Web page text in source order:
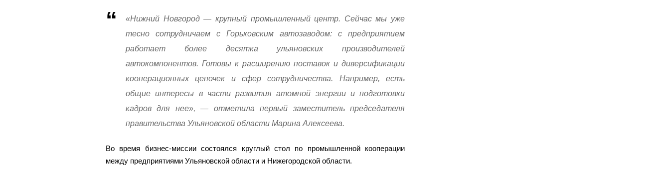
«Нижний Новгород — крупный промышленный центр. Сейчас мы уже
тесно сотрудничаем с Горьковским автозаводом: с предприятием
работает более десятка ульяновских производителей
автокомпонентов. Готовы к расширению поставок и диверсификации
кооперационных цепочек и сфер сотрудничества. Например, есть
общие интересы в части развития атомной энергии и подготовки
кадров для нее», — отметила первый заместитель председателя
правительства Ульяновской области Марина Алексеева.
Во время бизнес-миссии состоялся круглый стол по промышленной кооперации
между предприятиями Ульяновской области и Нижегородской области.